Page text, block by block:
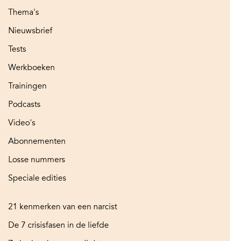
Thema's
Nieuwsbrief
Tests
Werkboeken
Trainingen
Podcasts
Video's
Abonnementen
Losse nummers
Speciale edities
21 kenmerken van een narcist
De 7 crisisfasen in de liefde